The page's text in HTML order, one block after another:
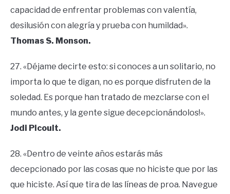
capacidad de enfrentar problemas con valentía,
desilusión con alegría y prueba con humildad».
Thomas S. Monson.
27. «Déjame decirte esto: si conoces a un solitario, no
importa lo que te digan, no es porque disfruten de la
soledad. Es porque han tratado de mezclarse con el
mundo antes, y la gente sigue decepcionándolos!».
Jodi Picoult.
28. «Dentro de veinte años estarás más
decepcionado por las cosas que no hiciste que por las
que hiciste. Así que tira de las líneas de proa. Navegue